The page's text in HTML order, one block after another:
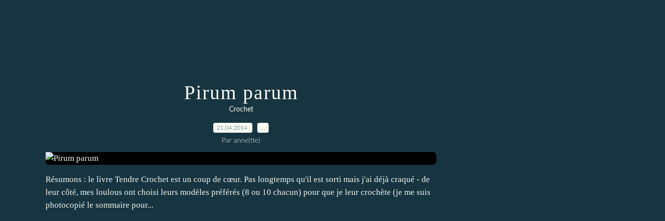
Pirum parum
Crochet
21.04.2014
Par anne(tte)
Résumons : le livre Tendre Crochet est un coup de cœur. Pas longtemps qu'il est sorti mais j'ai déjà craqué - de
leur côté, mes loulous ont choisi leurs modèles préférés (8 ou 10 chacun) pour que je leur crochète (je me suis
photocopié le sommaire pour...